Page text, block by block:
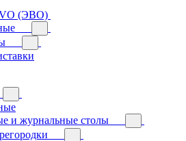
(ЭВО)
и журнальные столы